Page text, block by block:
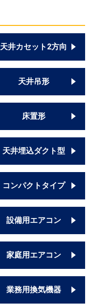
天井カセット2方向
天井吊形
床置形
天井埋込ダクト型
コンパクトタイプ
設備用エアコン
家庭用エアコン
業務用換気機器